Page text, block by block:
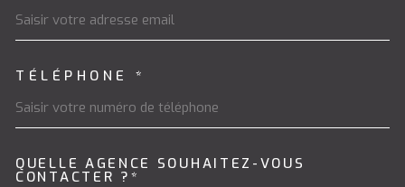
TÉLÉPHONE *
QUELLE AGENCE SOUHAITEZ-VOUS
CONTACTER ?*